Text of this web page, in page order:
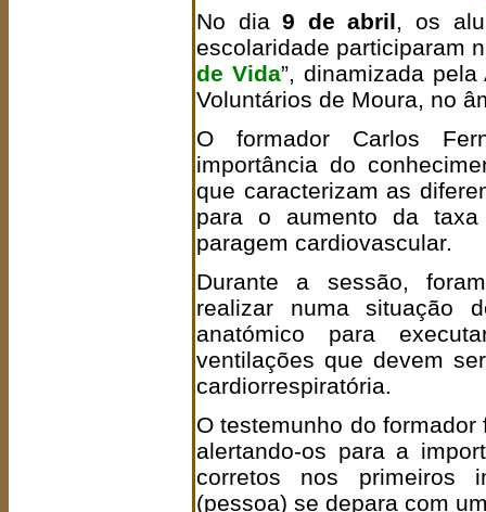
No dia9 de abril, os
escolaridade participaram
de Vida”, dinamizada
Voluntários de Moura, no
O formador Carlos
importância do
que caracterizam as
para o aumento da
paragem cardiovascular.
Durante a sessão,
realizar numa situação
anatómico para
ventilações que devem
cardiorrespiratória.
O testemunho do
alertando-os para a
corretos nos primeiros
(pessoa) se depara com